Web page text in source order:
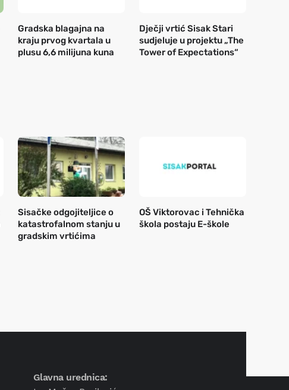
Gradska blagajna na
kraju prvog kvartala u
plusu 6,6 milijuna kuna
Dječji vrtić Sisak Stari
sudjeluje u projektu „The
Tower of Expectations“
Sisačke odgojiteljice o
katastrofalnom stanju u
gradskim vrtićima
OŠ Viktorovac i Tehnička
škola postaju E-škole
Glavna urednica: